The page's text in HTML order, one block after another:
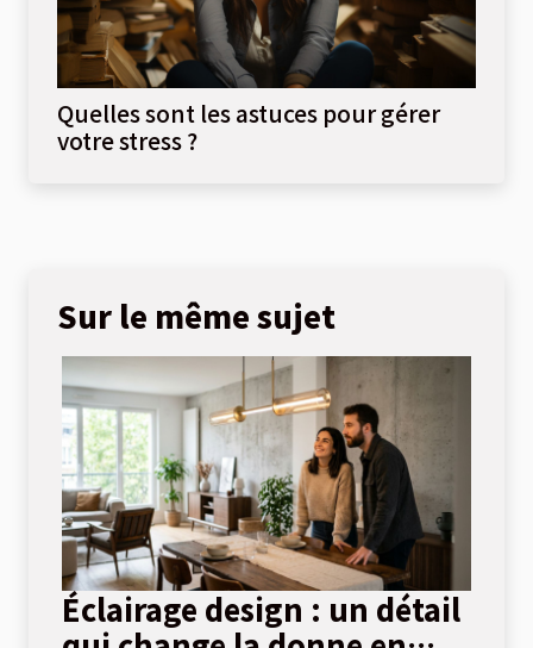
Quelles sont les astuces pour gérer
votre stress ?
Sur le même sujet
Éclairage design : un détail